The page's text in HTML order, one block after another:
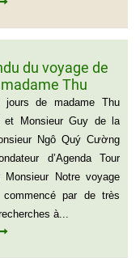
du voyage de
Thu
et Monsieur
jours de madame Thu
et Monsieur Guy de la
Ngô Quý Cường
d’Agenda Tour
Notre voyage
par de très
à...